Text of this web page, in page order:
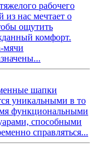
рабочего
из нас мечтает о
ощутить
комфорт.
мячи
шапки
уникальными в то
функциональными
способными
справляться...